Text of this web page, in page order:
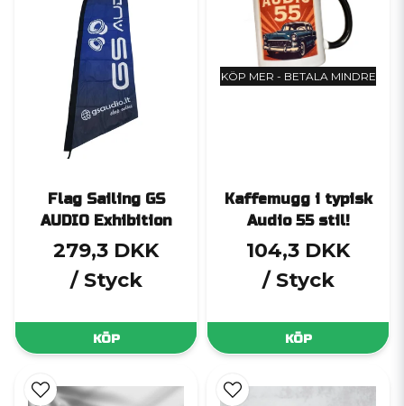
Flag Sailing GS
AUDIO Exhibition
279,3 DKK
/ Styck
KÖP
KÖP MER - BETALA MINDRE
Kaffemugg i typisk
Audio 55 stil!
104,3 DKK
/ Styck
KÖP